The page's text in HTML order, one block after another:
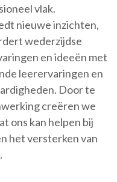
vlak.
nieuwe inzichten,
wederzijdse
en ideeën met
leerervaringen en
Door te
creëren we
ons kan helpen bij
het versterken van